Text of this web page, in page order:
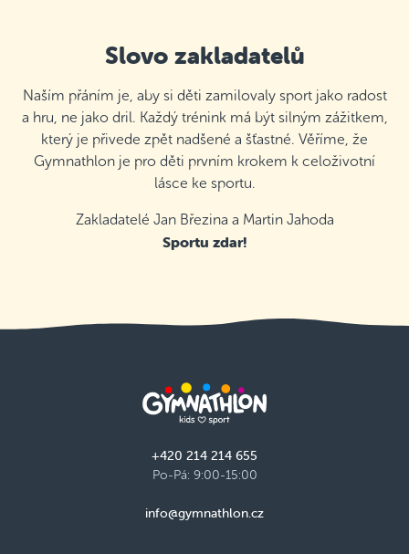
Slovo zakladatelů
Naším přáním je, aby si děti zamilovaly sport jako radost
a hru, ne jako dril. Každý trénink má být silným zážitkem,
který je přivede zpět nadšené a šťastné. Věříme, že
Gymnathlon je pro děti prvním krokem k celoživotní
lásce ke sportu.
Zakladatelé Jan Březina a Martin Jahoda
Sportu zdar!
+420 214 214 655
Po-Pá: 9:00-15:00
info@gymnathlon.cz